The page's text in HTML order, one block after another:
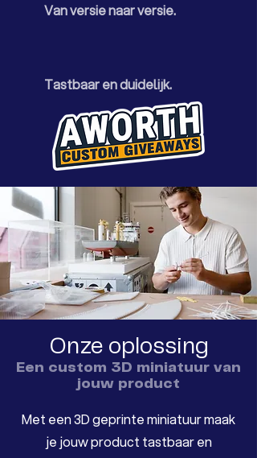
Van versie naar versie.
Tastbaar en duidelijk.
Onze oplossing
Een custom 3D miniatuur van
jouw product
Met een 3D geprinte miniatuur maak
je jouw product tastbaar en